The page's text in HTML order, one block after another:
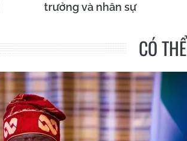
trưởng và nhân sự
CÓ